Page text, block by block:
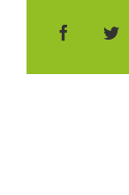
Facebook